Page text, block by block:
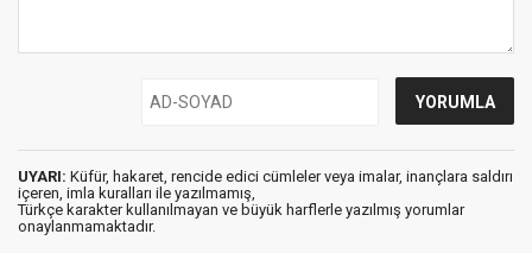
UYARI: Küfür, hakaret, rencide edici cümleler veya imalar, inançlara saldırı
içeren, imla kuralları ile yazılmamış,
Türkçe karakter kullanılmayan ve büyük harflerle yazılmış yorumlar
onaylanmamaktadır.